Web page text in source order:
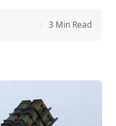
3 Min Read